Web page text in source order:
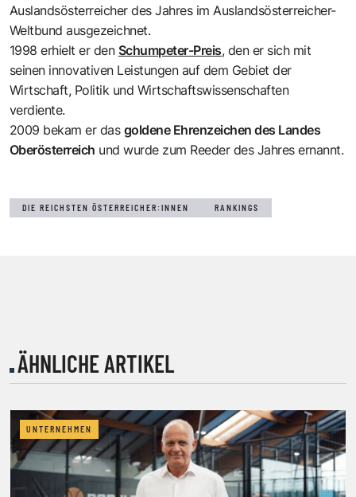
Auslandsösterreicher des Jahres im Auslandsösterreicher-
Weltbund ausgezeichnet.
1998 erhielt er den Schumpeter-Preis, den er sich mit
seinen innovativen Leistungen auf dem Gebiet der
Wirtschaft, Politik und Wirtschaftswissenschaften
verdiente.
2009 bekam er das goldene Ehrenzeichen des Landes
Oberösterreich und wurde zum Reeder des Jahres ernannt.
DIE REICHSTEN ÖSTERREICHER:INNEN RANKINGS
ÄHNLICHE ARTIKEL
UNTERNEHMEN